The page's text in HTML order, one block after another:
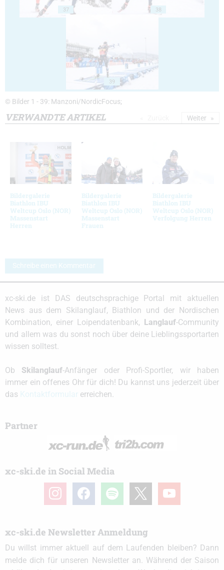
37 38
39
© Bilder 1 - 39: Manzoni/NordicFocus;
VERWANDTE ARTIKEL
Bildergalerie
Biathlon IBU
Weltcup Oslo (NOR)
Massenstart
Herren
Bildergalerie
Biathlon IBU
Weltcup Oslo (NOR)
Massenstart
Frauen
Bildergalerie
Biathlon IBU
Weltcup Oslo (NOR)
Verfolgung Herren
Weiter
Schreibe einen Kommentar
xc-ski.de ist DAS deutschsprachige Portal mit aktuellen
News aus dem Skilanglauf, Biathlon und der Nordischen
Kombination, einer Loipendatenbank,
Langlauf-Community
und allem was du sonst noch über deine Lieblingssportarten
wissen solltest.
Ob Skilanglauf-Anfänger oder Profi-Sportler, wir haben
immer ein offenes Ohr für dich! Du kannst uns jederzeit über
das
erreichen.
Partner
xc-ski.de in Social Media
instagramfacebook spotify youtube
xc-ski.de Newsletter Anmeldung
Du willst immer aktuell auf dem Laufenden bleiben? Dann
melde dich für unseren Newsletter an. Während der Saison